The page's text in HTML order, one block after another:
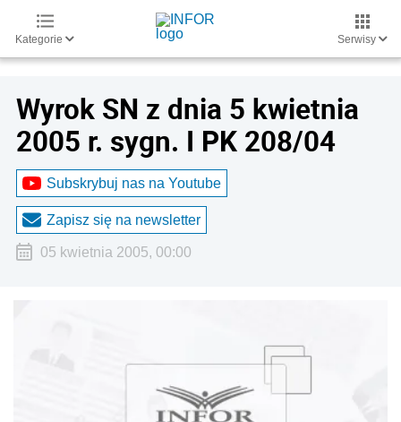
Kategorie Serwisy
Wyrok SN z dnia 5 kwietnia
2005 r. sygn. I PK 208/04
Subskrybuj nas na Youtube
Zapisz się na newsletter
05 kwietnia 2005, 00:00